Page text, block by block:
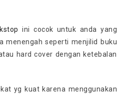
ini cocok untuk anda yang
menengah seperti menjilid buku
hard cover dengan ketebalan
yg kuat karena menggunakan